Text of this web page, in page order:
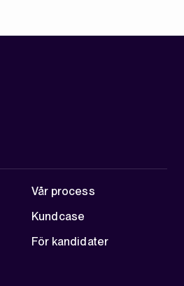
Vår process
Kundcase
För kandidater